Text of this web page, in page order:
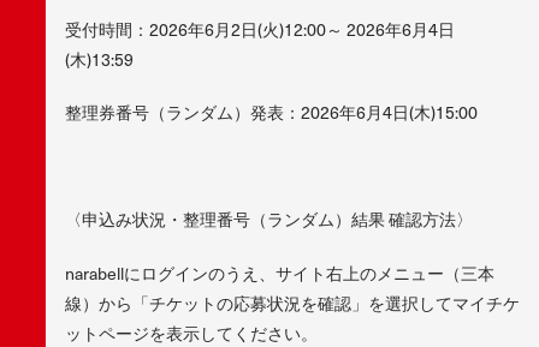
受付時間：2026年6月2日(火)12:00～ 2026年6月4日
(木)13:59
整理券番号（ランダム）発表：2026年6月4日(木)15:00
〈申込み状況・整理番号（ランダム）結果 確認方法〉
narabellにログインのうえ、サイト右上のメニュー（三本
線）から「チケットの応募状況を確認」を選択してマイチケ
ットページを表示してください。